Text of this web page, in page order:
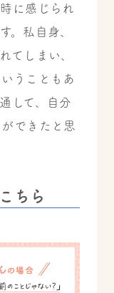
に感じられ
。私自身、
てしまい、
うこともあ
して、自分
できたと思
ちら